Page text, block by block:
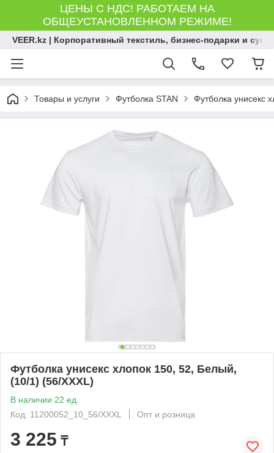
ЦЕНЫ С НДС! РАБОТАЕМ НА
ОБЩЕУСТАНОВЛЕННОМ РЕЖИМЕ!
VEER.kz | Корпоративный текстиль, бизнес-подарки и
Товары и услуги Футболка STAN Футболка унисекс
Футболка унисекс хлопок 150, 52, Белый,
(10/1) (56/XXXL)
В наличии 22 ед.
Код: 11200052_10_56/XXXL
Опт и розница
3 225 ₸